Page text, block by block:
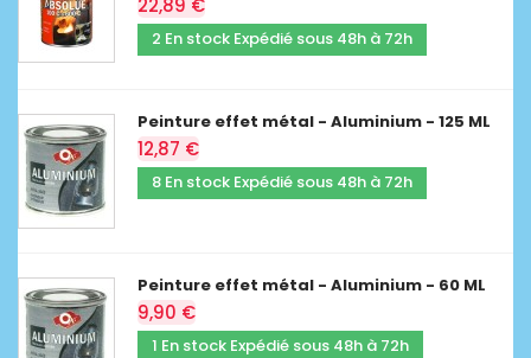
2 En stock Expédié sous 48h à 72h
Peinture effet métal - Aluminium - 125 ML
12,87 €
8 En stock Expédié sous 48h à 72h
Peinture effet métal - Aluminium - 60 ML
9,90 €
1 En stock Expédié sous 48h à 72h